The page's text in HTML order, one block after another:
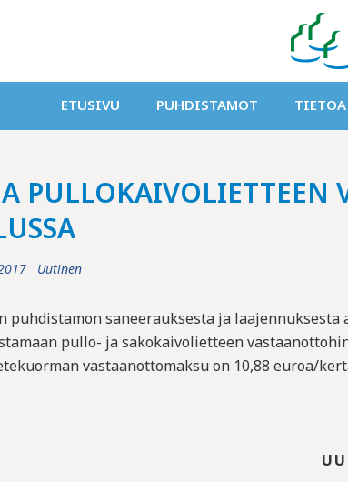
ETUSIVU PUHDISTAMOT TIETOA
Uutinen
puhdistamon saneerauksesta ja
pullo- ja sakokaivolietteen
vastaanottomaksu on 10,88 euroa/